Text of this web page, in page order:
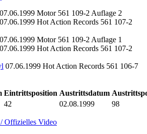
07.06.1999 Motor 561 109-2 Auflage 2
07.06.1999 Hot Action Records 561 107-2
07.06.1999 Motor 561 109-2 Auflage 1
07.06.1999 Hot Action Records 561 107-2
07.06.1999 Hot Action Records 561 106-7
Eintrittsposition Austrittsdatum
42 02.08.1999 98